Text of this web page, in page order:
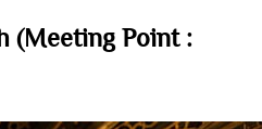
(Meeting Point :